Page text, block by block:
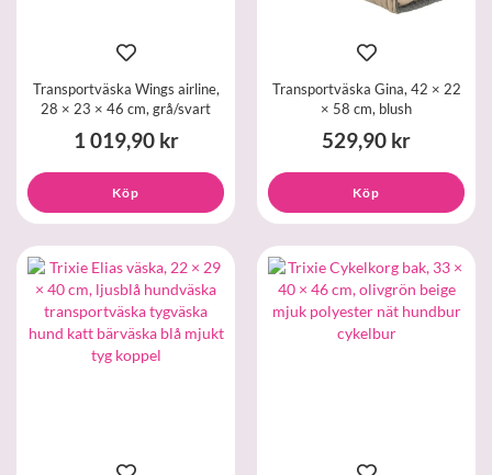
Transportväska Wings airline,
28 × 23 × 46 cm, grå/svart
1 019,90 kr
Köp
Transportväska Gina, 42 × 22
× 58 cm, blush
529,90 kr
Köp